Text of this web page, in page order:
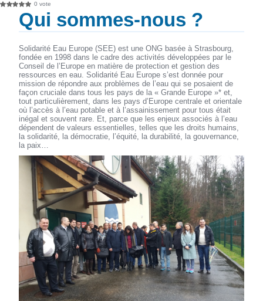
0 vote
Qui sommes-nous ?
Solidarité Eau Europe (SEE) est une ONG basée à Strasbourg,
fondée en 1998 dans le cadre des activités développées par le
Conseil de l’Europe en matière de protection et gestion des
ressources en eau. Solidarité Eau Europe s’est donnée pour
mission de répondre aux problèmes de l’eau qui se posaient de
façon cruciale dans tous les pays de la « Grande Europe »* et,
tout particulièrement, dans les pays d’Europe centrale et orientale
où l’accès à l’eau potable et à l’assainissement pour tous était
inégal et souvent rare. Et, parce que les enjeux associés à l’eau
dépendent de valeurs essentielles, telles que les droits humains,
la solidarité, la démocratie, l’équité, la durabilité, la gouvernance,
la paix…